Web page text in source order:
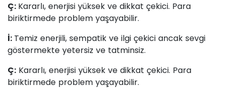
Ç: Kararlı, enerjisi yüksek ve dikkat çekici. Para
biriktirmede problem yaşayabilir.
İ: Temiz enerjili, sempatik ve ilgi çekici ancak sevgi
göstermekte yetersiz ve tatminsiz.
Ç: Kararlı, enerjisi yüksek ve dikkat çekici. Para
biriktirmede problem yaşayabilir.